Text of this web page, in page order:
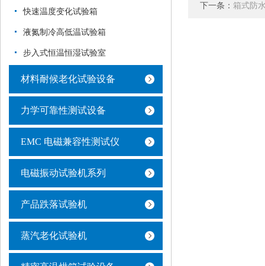
快速温度变化试验箱
液氮制冷高低温试验箱
步入式恒温恒湿试验室
材料耐候老化试验设备
力学可靠性测试设备
EMC 电磁兼容性测试仪
电磁振动试验机系列
产品跌落试验机
蒸汽老化试验机
下一条： 箱式防